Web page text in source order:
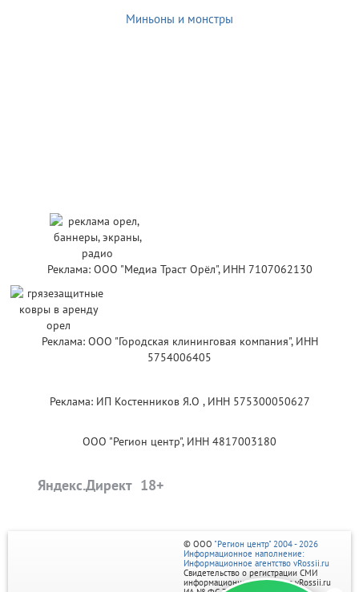
Миньоны и монстры
Реклама: ООО "Медиа Траст Орёл", ИНН 7107062130
Реклама: ООО "Городская клининговая компания", ИНН
5754006405
Реклама: ИП Костенников Я.О , ИНН 575300050627
ООО "Регион центр", ИНН 4817003180
Яндекс.Директ
© ООО "Регион центр" 2004 - 2026
Информационное наполнение:
Информационное агентство vRossii.ru
Свидетельство о регистрации СМИ
информационного агентства vRossii.ru